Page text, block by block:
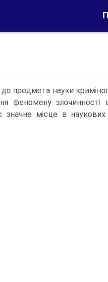
до предмета науки
феномену злочинності
місце в наукових